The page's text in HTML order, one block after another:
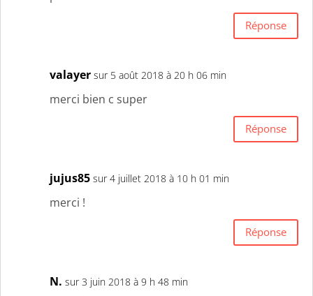
Réponse
valayer sur 5 août 2018 à 20 h 06 min
merci bien c super
Réponse
jujus85 sur 4 juillet 2018 à 10 h 01 min
merci !
Réponse
N. sur 3 juin 2018 à 9 h 48 min